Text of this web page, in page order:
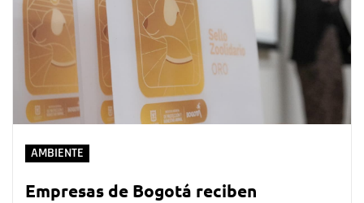
AMBIENTE
Empresas de Bogotá reciben